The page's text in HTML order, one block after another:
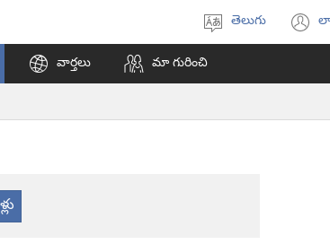
ఎంచుకోండి
తెలుగు
వార్తలు మా గురించి